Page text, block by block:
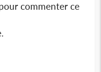
commenter ce